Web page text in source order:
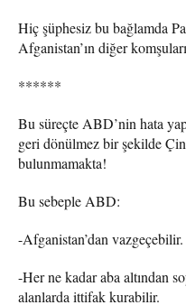
Hiç şüphesiz bu bağlamda
Afganistan’ın diğer
******
Bu süreçte ABD’nin hata
geri dönülmez bir şekilde
bulunmamakta!
Bu sebeple ABD:
-Afganistan’dan vazgeçebilir.
-Her ne kadar aba altından
alanlarda ittifak kurabilir.